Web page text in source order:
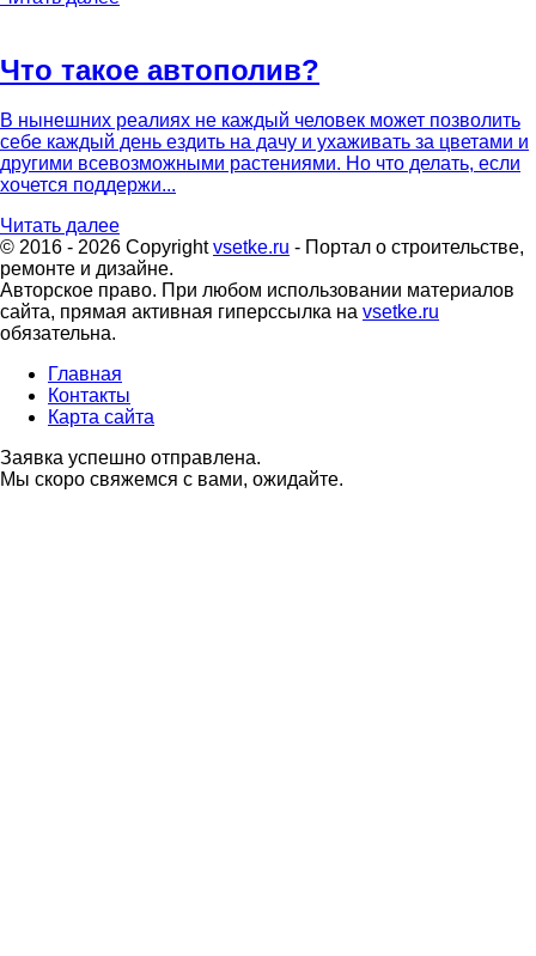
Что такое автополив?
В нынешних реалиях не каждый человек может позволить
себе каждый день ездить на дачу и ухаживать за цветами и
другими всевозможными растениями. Но что делать, если
хочется поддержи...
Читать далее
© 2016 - 2026 Copyrightvsetke.ru - Портал о строительстве,
ремонте и дизайне.
Авторское право. При любом использовании материалов
сайта, прямая активная гиперссылка на vsetke.ru
обязательна.
Главная
Контакты
Карта сайта
Заявка успешно отправлена.
Мы скоро свяжемся с вами, ожидайте.